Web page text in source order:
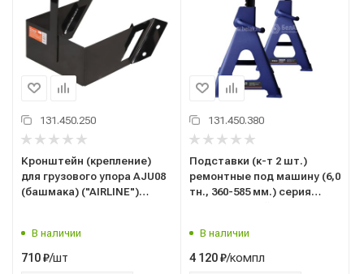
131.450.250
Кронштейн (крепление)
для грузового упора AJU08
(башмака) ("AIRLINE")
грузовых авто, п/прицепов
В наличии
710₽/шт
131.450.380
Подставки (к-т 2 шт.)
ремонтные под машину (6,0
тн., 360-585 мм.) серия
("БелАвтоКомплект")
(BAK.39006) (опорная,
В наличии
4 120₽/компл